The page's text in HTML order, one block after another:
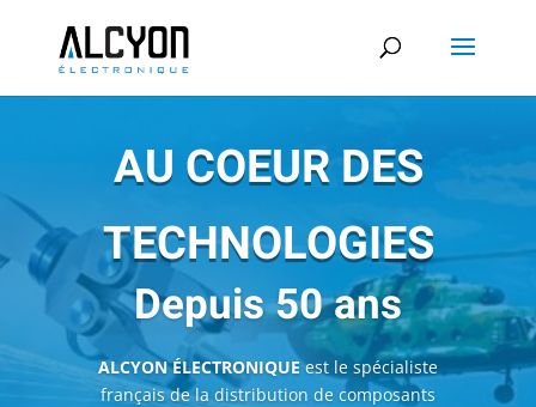
AU COEUR DES
TECHNOLOGIES
Depuis 50 ans
ALCYON ÉLECTRONIQUEest le spécialiste
français de la distribution de composants